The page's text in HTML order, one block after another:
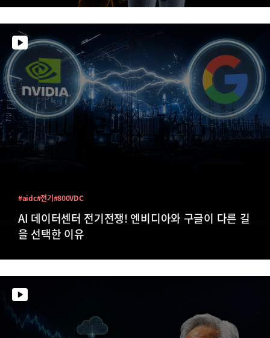
AI 데이터센터 전기전쟁! 엔비디아와 구글이 다른 길
을 선택한 이유
#aidc#전기#800VDC